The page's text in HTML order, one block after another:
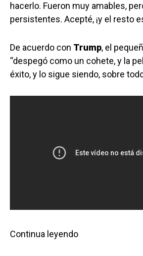
hacerlo. Fueron muy amables,
persistentes. Acepté, ¡y el resto
De acuerdo con Trump, el
“despegó como un cohete, y la
éxito, y lo sigue siendo, sobre
Continua leyendo